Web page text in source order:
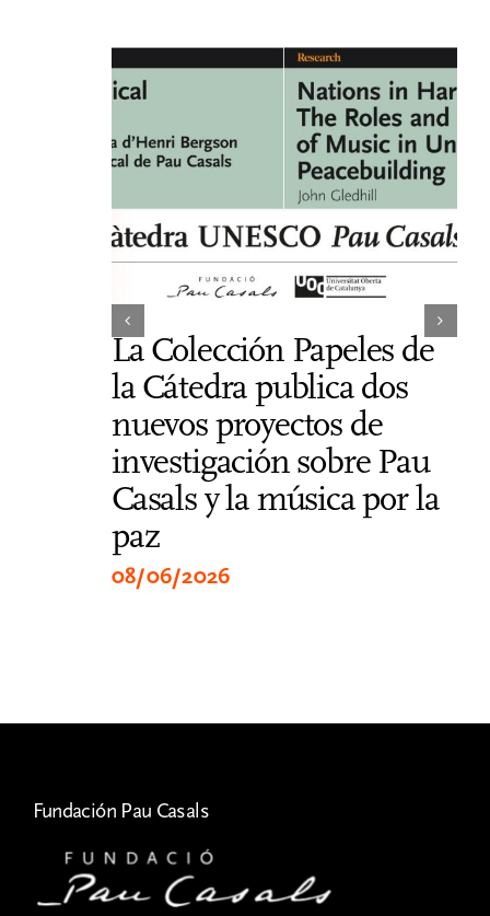
La Colección Papeles de
la Cátedra publica dos
nuevos proyectos de
investigación sobre Pau
Casals y la música por la
paz
08/06/2026
Fundación Pau Casals